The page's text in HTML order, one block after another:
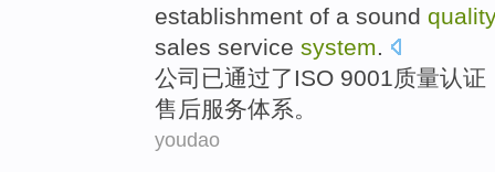
establishment of a sound
sales service system.
公司 已通过了 ISO 9001质量认证
售后服务体系。
youdao